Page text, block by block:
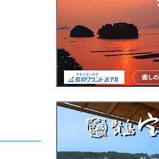
南伊勢町観光協会